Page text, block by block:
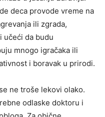
deca provode vreme na
ili zgrada,
učeći da budu
mnogo igračaka ili
i boravak u prirodi.
ne troše lekovi olako.
odlaske doktoru i